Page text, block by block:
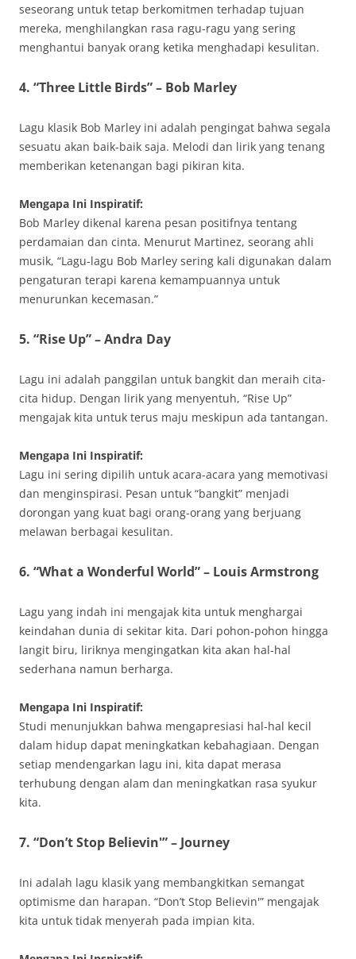
seseorang untuk tetap berkomitmen terhadap tujuan
mereka, menghilangkan rasa ragu-ragu yang sering
menghantui banyak orang ketika menghadapi kesulitan.
4. “Three Little Birds” – Bob Marley
Lagu klasik Bob Marley ini adalah pengingat bahwa segala
sesuatu akan baik-baik saja. Melodi dan lirik yang tenang
memberikan ketenangan bagi pikiran kita.
Mengapa Ini Inspiratif:
Bob Marley dikenal karena pesan positifnya tentang
perdamaian dan cinta. Menurut Martinez, seorang ahli
musik, “Lagu-lagu Bob Marley sering kali digunakan dalam
pengaturan terapi karena kemampuannya untuk
menurunkan kecemasan.”
5. “Rise Up” – Andra Day
Lagu ini adalah panggilan untuk bangkit dan meraih cita-
cita hidup. Dengan lirik yang menyentuh, “Rise Up”
mengajak kita untuk terus maju meskipun ada tantangan.
Mengapa Ini Inspiratif:
Lagu ini sering dipilih untuk acara-acara yang memotivasi
dan menginspirasi. Pesan untuk “bangkit” menjadi
dorongan yang kuat bagi orang-orang yang berjuang
melawan berbagai kesulitan.
6. “What a Wonderful World” – Louis Armstrong
Lagu yang indah ini mengajak kita untuk menghargai
keindahan dunia di sekitar kita. Dari pohon-pohon hingga
langit biru, liriknya mengingatkan kita akan hal-hal
sederhana namun berharga.
Mengapa Ini Inspiratif:
Studi menunjukkan bahwa mengapresiasi hal-hal kecil
dalam hidup dapat meningkatkan kebahagiaan. Dengan
setiap mendengarkan lagu ini, kita dapat merasa
terhubung dengan alam dan meningkatkan rasa syukur
kita.
7. “Don’t Stop Believin'” – Journey
Ini adalah lagu klasik yang membangkitkan semangat
optimisme dan harapan. “Don’t Stop Believin'” mengajak
kita untuk tidak menyerah pada impian kita.